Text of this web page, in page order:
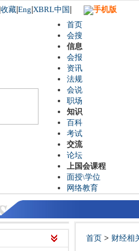
收藏 Eng XBRL中国
手机版
首页
会搜
信息
会报
资讯
法规
会说
职场
知识
百科
考试
交流
论坛
上国会课程
面授\学位
网络教育
首页 > 财经相